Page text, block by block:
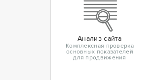
Анализ сайта
Комплексная проверка
основных показателей
для продвижения